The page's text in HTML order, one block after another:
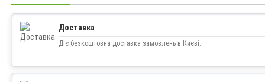
Доставка
Діє безкоштовна доставка замовлень в Києві.